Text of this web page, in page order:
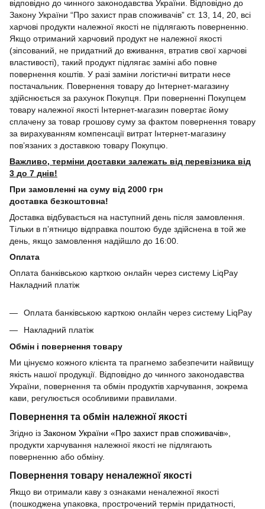
відповідно до чинного законодавства України. Відповідно до
Закону України “Про захист прав споживачів” ст. 13, 14, 20, всі
харчові продукти належної якості не підлягають поверненню.
Якщо отриманий харчовий продукт не належної якості
(зіпсований, не придатний до вживання, втратив свої харчові
властивості), такий продукт підлягає заміні або повне
повернення коштів. У разі заміни логістичні витрати несе
постачальник. Повернення товару до Інтернет-магазину
здійснюється за рахунок Покупця. При поверненні Покупцем
товару належної якості Інтернет-магазин повертає йому
сплачену за товар грошову суму за фактом повернення товару
за вирахуванням компенсації витрат Інтернет-магазину
пов’язаних з доставкою товару Покупцю.
Важливо, терміни доставки залежать від перевізника від
3 до 7 днів!
При замовленні на суму від 2000 грн
доставка безкоштовна!
Доставка відбувається на наступний день після замовлення.
Тільки в пʼятницю відправка поштою буде здійснена в той же
день, якщо замовлення надійшло до 16:00.
Оплата
Оплата банківською карткою онлайн через систему LiqPay
Накладний платіж
Оплата банківською карткою онлайн через систему LiqPay
Накладний платіж
Обмін і повернення товару
Ми цінуємо кожного клієнта та прагнемо забезпечити найвищу
якість нашої продукції. Відповідно до чинного законодавства
України, повернення та обмін продуктів харчування, зокрема
кави, регулюється особливими правилами.
Повернення та обмін належної якості
Згідно із Законом України «Про захист прав споживачів»
продукти харчування належної якості не підлягають
поверненню або обміну.
Повернення товару неналежної якості
Якщо ви отримали каву з ознаками неналежної якості
(пошкоджена упаковка, прострочений термін придатності,